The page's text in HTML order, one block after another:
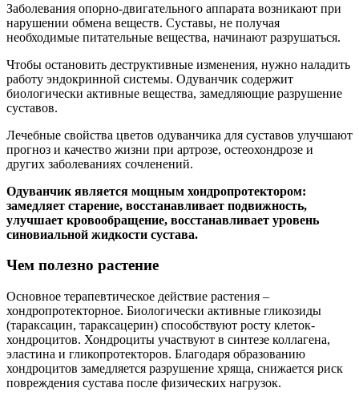
Заболевания опорно‐двигательного аппарата возникают при
нарушении обмена веществ. Суставы, не получая
необходимые питательные вещества, начинают разрушаться.
Чтобы остановить деструктивные изменения, нужно наладить
работу эндокринной системы. Одуванчик содержит
биологически активные вещества, замедляющие разрушение
суставов.
Лечебные свойства цветов одуванчика для суставов улучшают
прогноз и качество жизни при артрозе, остеохондрозе и
других заболеваниях сочленений.
Одуванчик является мощным хондропротектором:
замедляет старение, восстанавливает подвижность,
улучшает кровообращение, восстанавливает уровень
синовиальной жидкости сустава.
Чем полезно растение
Основное терапевтическое действие растения –
хондропротекторное. Биологически активные гликозиды
(тараксацин, тараксацерин) способствуют росту клеток‐
хондроцитов. Хондроциты участвуют в синтезе коллагена,
эластина и гликопротекторов. Благодаря образованию
хондроцитов замедляется разрушение хряща, снижается риск
повреждения сустава после физических нагрузок.